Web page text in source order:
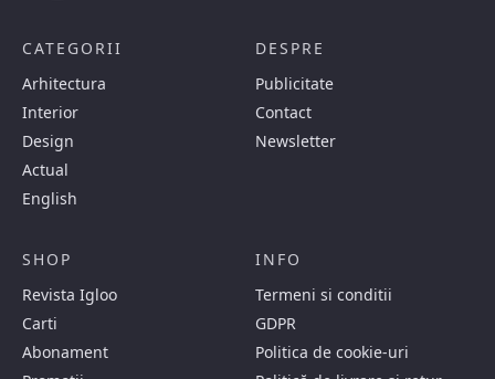
CATEGORII
Arhitectura
Interior
Design
Actual
English
DESPRE
Publicitate
Contact
Newsletter
SHOP
Revista Igloo
Carti
Abonament
INFO
Termeni si conditii
GDPR
Politica de cookie-uri